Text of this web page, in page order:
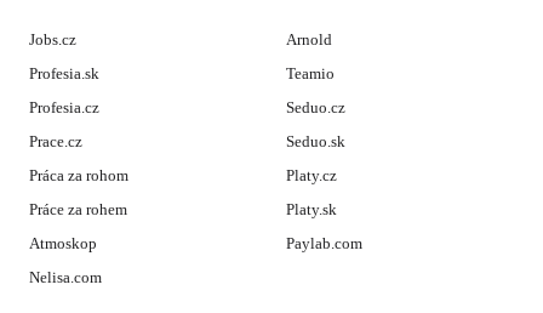
Jobs.cz
Profesia.sk
Profesia.cz
Prace.cz
Práca za rohom
Práce za rohem
Atmoskop
Nelisa.com
Arnold
Teamio
Seduo.cz
Seduo.sk
Platy.cz
Platy.sk
Paylab.com